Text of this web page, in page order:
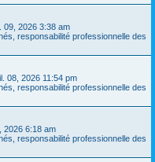
09, 2026 3:38 am
responsabilité professionnelle des
08, 2026 11:54 pm
responsabilité professionnelle des
2026 6:18 am
responsabilité professionnelle des